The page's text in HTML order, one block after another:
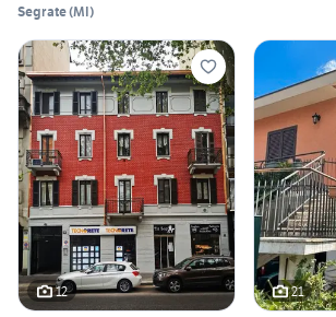
Segrate(MI)
12 21